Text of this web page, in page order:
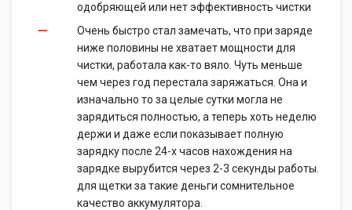
одобряющей или нет эффективность чистки
Очень быстро стал замечать, что при заряде
ниже половины не хватает мощности для
чистки, работала как-то вяло. Чуть меньше
чем через год перестала заряжаться. Она и
изначально то за целые сутки могла не
зарядиться полностью, а теперь хоть неделю
держи и даже если показывает полную
зарядку после 24-х часов нахождения на
зарядке вырубится через 2-3 секунды работы.
для щетки за такие деньги сомнительное
качество аккумулятора.